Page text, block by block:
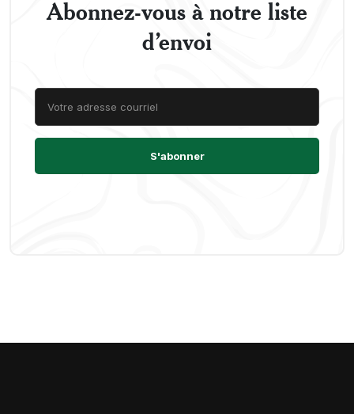
Abonnez-vous à notre liste
d’envoi